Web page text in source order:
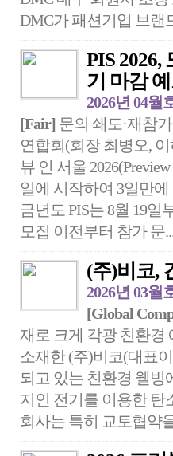
DMC가 패션기업 브랜
PIS
기 마감
2026년 04월
[Fair] 문의 쇄도·재참
연합회(회장 최병오,
뷰 인 서울
일에 시작하여 3일만
금년도 PIS는 8월 19
모집 이전부터 참가 문
(주)비코,
2026년 03월
[Global
재로 크게 각광 친환경
소재한 (주)비코(대표
되고 있는 친환경 웰빙
지인 전기를 이용한 탄
회사는 특히 교토협약